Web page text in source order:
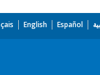
English Español